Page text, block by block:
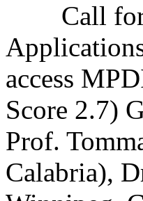
Call for
access
Score 2.7)
Prof.
Calabria),